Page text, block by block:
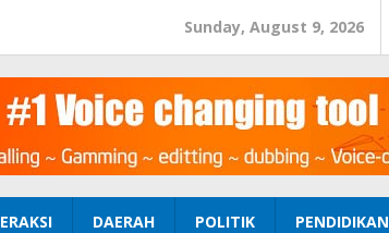
Sunday, August 9, 2026
DAERAH POLITIK PENDIDIKAN